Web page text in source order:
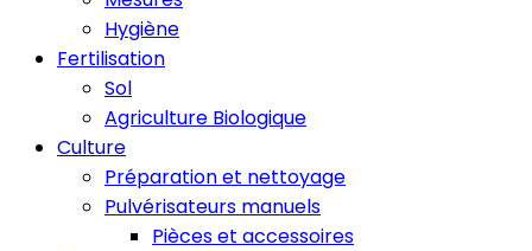
Hygiène
Fertilisation
Sol
Agriculture Biologique
Culture
Préparation et nettoyage
Pulvérisateurs manuels
Pièces et accessoires